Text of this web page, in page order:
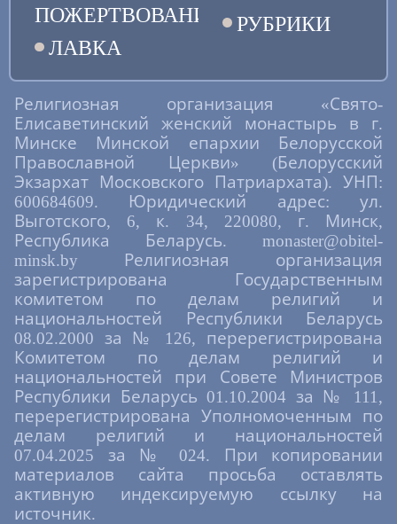
ПОЖЕРТВОВАНИЯ
ЛАВКА
РУБРИКИ
Религиозная организация «Свято-
Елисаветинский женский монастырь в г.
Минске Минской епархии Белорусской
Православной Церкви» (Белорусский
Экзархат Московского Патриархата). УНП:
600684609. Юридический адрес: ул.
Выготского, 6, к. 34, 220080, г. Минск,
Республика Беларусь. monaster@obitel-
minsk.by Религиозная организация
зарегистрирована Государственным
комитетом по делам религий и
национальностей Республики Беларусь
08.02.2000 за № 126, перерегистрирована
Комитетом по делам религий и
национальностей при Совете Министров
Республики Беларусь 01.10.2004 за № 111,
перерегистрирована Уполномоченным по
делам религий и национальностей
07.04.2025 за № 024. При копировании
материалов сайта просьба оставлять
активную индексируемую ссылку на
источник.